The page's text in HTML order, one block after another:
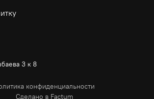
3 к 8
конфиденциальности
Сделано в Factum